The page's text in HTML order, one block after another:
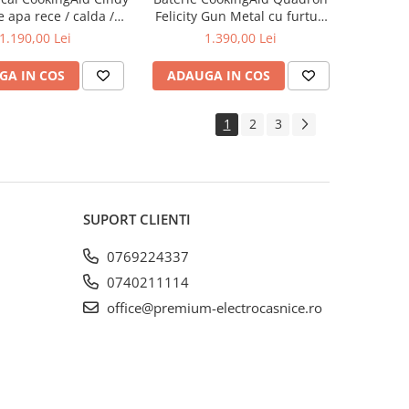
apa rece / calda /
finisaj cromat si
jet / spray
1.190,00 Lei
IN COS
Felicity Gun Metal cu furtun
dus extractibil + buton jet/dus
1.390,00 Lei
ADAUGA IN COS
1 2 3
SUPORT CLIENTI
0769224337
0740211114
office@premium-electrocasnice.ro